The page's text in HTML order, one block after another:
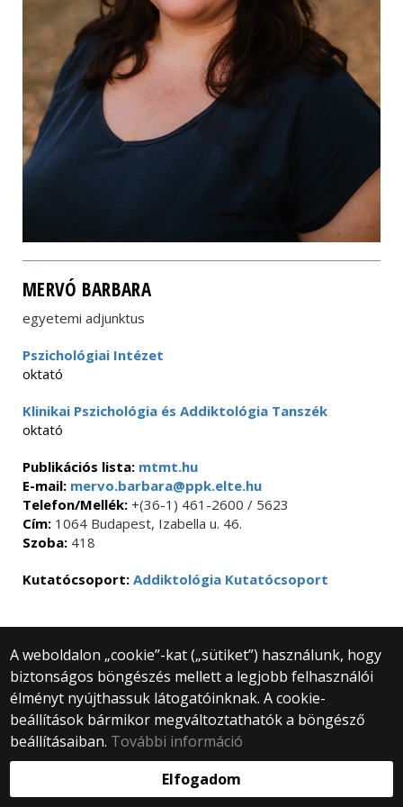
MERVÓ BARBARA
egyetemi adjunktus
Pszichológiai Intézet
oktató
Klinikai Pszichológia és Addiktológia Tanszék
oktató
Publikációs lista: mtmt.hu
E-mail: mervo.barbara@ppk.elte.hu
Telefon/Mellék: +(36-1) 461-2600 / 5623
Cím: 1064 Budapest, Izabella u. 46.
Szoba: 418
Kutatócsoport: Addiktológia Kutatócsoport
A weboldalon „cookie”-kat („sütiket”) használunk, hogy
biztonságos böngészés mellett a legjobb felhasználói
élményt nyújthassuk látogatóinknak. A cookie-
beállítások bármikor megváltoztathatók a böngésző
beállításaiban. További információ
Elfogadom
© 2025 Eötvös Loránd Tudományegyetem
Minden jog fenntartva.
1053 Budapest, Egyetem tér 1–3.
Központi telefonszám: +36 1 411 6500
Webfejlesztés: